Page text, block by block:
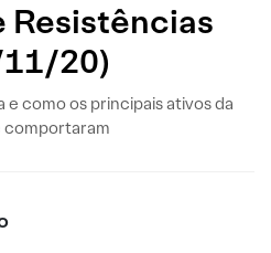
Resistências
20)
e como os principais ativos da
comportaram